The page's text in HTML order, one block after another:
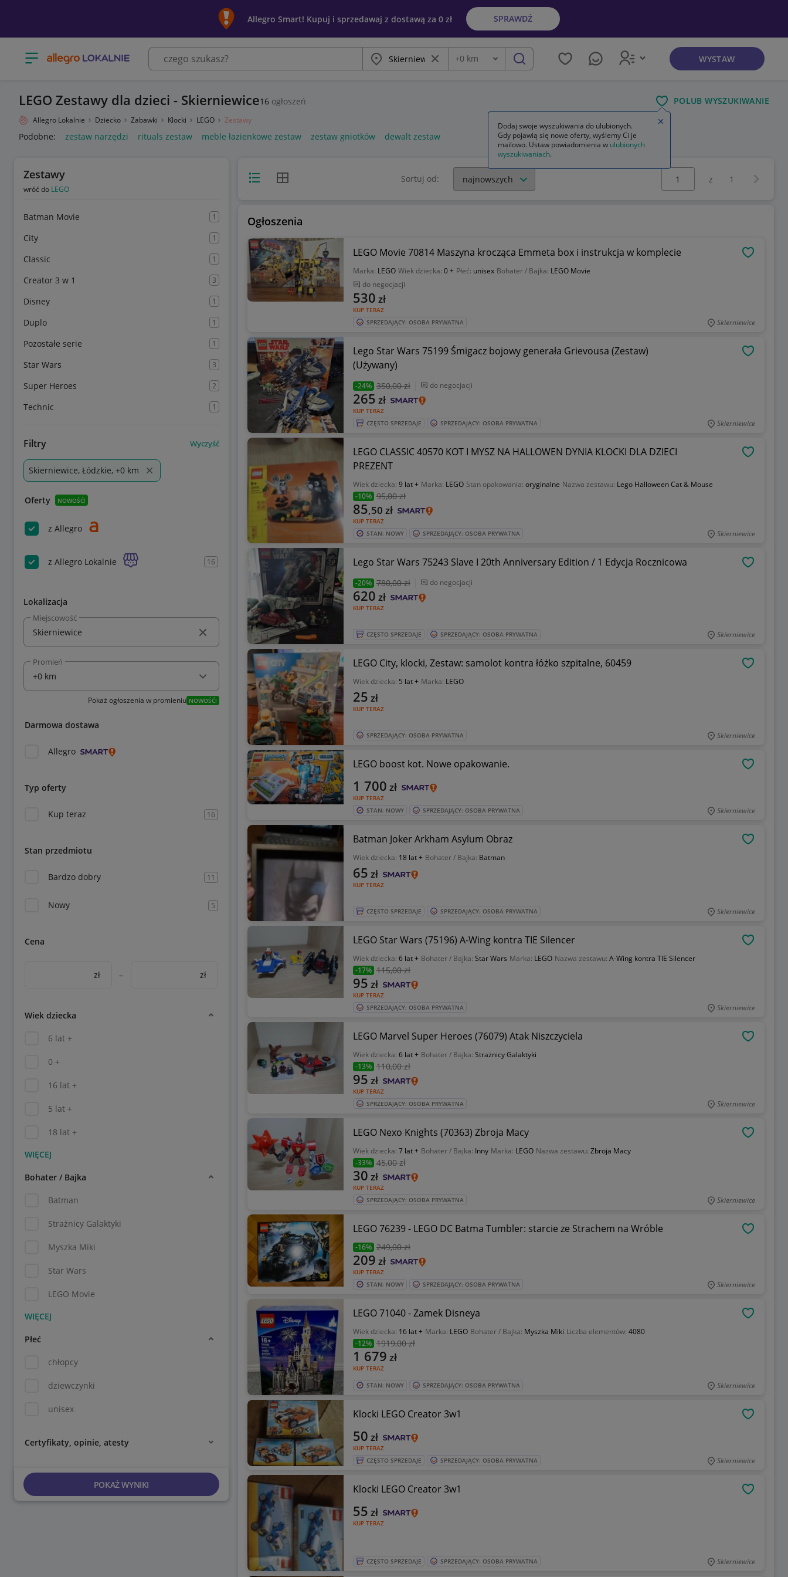
Allegro Smart! Kupuj i sprzedawaj z dostawą za 0 zł SPRAWDŹ
Otwórz menu z kategoriami Miasto Wyczyść frazę
Odległość
+0 km szukaj WYSTAW
LEGO Zestawy dla dzieci - Skierniewice16 ogłoszeń POLUB WYSZUKIWANIE
Allegro Lokalnie Dziecko Zabawki Klocki LEGO Zestawy
Podobne: zestaw narzędzi rituals zestaw meble łazienkowe zestaw zestaw gniotków dewalt zestaw
Zestawy
wróć do LEGO
Batman Movie 1
City 1
Classic 1
Creator 3 w 1 3
Disney 1
Duplo 1
Pozostałe serie 1
Star Wars 3
Super Heroes 2
Technic 1
Filtry Wyczyść
Skierniewice, Łódzkie, +0 km
Oferty NOWOŚĆ!
z Allegro
z Allegro Lokalnie 16
Lokalizacja
Miejscowość
Promień
Pokaż ogłoszenia w promieniu NOWOŚĆ!
Darmowa dostawa
Allegro
Typ oferty
Kup teraz 16
Stan przedmiotu
Bardzo dobry 11
Nowy 5
Cena
zł – zł
Wiek dziecka
6 lat +
0 +
16 lat +
5 lat +
18 lat +
Bohater / Bajka
Batman
Strażnicy Galaktyki
Myszka Miki
Star Wars
LEGO Movie
Płeć
chłopcy
dziewczynki
unisex
Certyfikaty, opinie, atesty
POKAŻ WYNIKI
Widok listyWidok siatki Sortuj od:
Wybierz stronę:
z 1
Ogłoszenia
LEGO Movie 70814 Maszyna krocząca Emmeta box i instrukcja w komplecie
Marka: LEGO Wiek dziecka: 0 + Płeć: unisex Bohater / Bajka: LEGO Movie
do negocjacji
KUP TERAZ
530 zł
SPRZEDAJĄCY: OSOBA PRYWATNA Skierniewice
Lego Star Wars 75199 Śmigacz bojowy generała Grievousa (Zestaw)
(Używany)
-24% 350,00 zł do negocjacji
KUP TERAZ
265 zł
CZĘSTO SPRZEDAJE SPRZEDAJĄCY: OSOBA PRYWATNA Skierniewice
LEGO CLASSIC 40570 KOT I MYSZ NA HALLOWEN DYNIA KLOCKI DLA DZIECI
PREZENT
Wiek dziecka: 9 lat + Marka: LEGO Stan opakowania: oryginalne Nazwa zestawu: Lego Halloween Cat & Mouse
-10% 95,00 zł
KUP TERAZ
85,50 zł
STAN: NOWY SPRZEDAJĄCY: OSOBA PRYWATNA Skierniewice
Lego Star Wars 75243 Slave I 20th Anniversary Edition / 1 Edycja Rocznicowa
-20% 780,00 zł do negocjacji
KUP TERAZ
620 zł
CZĘSTO SPRZEDAJE SPRZEDAJĄCY: OSOBA PRYWATNA Skierniewice
LEGO City, klocki, Zestaw: samolot kontra łóżko szpitalne, 60459
Wiek dziecka: 5 lat + Marka: LEGO
KUP TERAZ
25 zł
SPRZEDAJĄCY: OSOBA PRYWATNA Skierniewice
LEGO boost kot. Nowe opakowanie.
KUP TERAZ
1 700 zł
STAN: NOWY SPRZEDAJĄCY: OSOBA PRYWATNA Skierniewice
Batman Joker Arkham Asylum Obraz
Wiek dziecka: 18 lat + Bohater / Bajka: Batman
KUP TERAZ
65 zł
CZĘSTO SPRZEDAJE SPRZEDAJĄCY: OSOBA PRYWATNA Skierniewice
LEGO Star Wars (75196) A-Wing kontra TIE Silencer
Wiek dziecka: 6 lat + Bohater / Bajka: Star Wars Marka: LEGO Nazwa zestawu: A-Wing kontra TIE Silencer
-17% 115,00 zł
KUP TERAZ
95 zł
SPRZEDAJĄCY: OSOBA PRYWATNA Skierniewice
LEGO Marvel Super Heroes (76079) Atak Niszczyciela
Wiek dziecka: 6 lat + Bohater / Bajka: Strażnicy Galaktyki
-13% 110,00 zł
KUP TERAZ
95 zł
SPRZEDAJĄCY: OSOBA PRYWATNA Skierniewice
LEGO Nexo Knights (70363) Zbroja Macy
Wiek dziecka: 7 lat + Bohater / Bajka: Inny Marka: LEGO Nazwa zestawu: Zbroja Macy
-33% 45,00 zł
KUP TERAZ
30 zł
SPRZEDAJĄCY: OSOBA PRYWATNA Skierniewice
LEGO 76239 - LEGO DC Batma Tumbler: starcie ze Strachem na Wróble
-16% 249,00 zł
KUP TERAZ
209 zł
STAN: NOWY SPRZEDAJĄCY: OSOBA PRYWATNA Skierniewice
LEGO 71040 - Zamek Disneya
Wiek dziecka: 16 lat + Marka: LEGO Bohater / Bajka: Myszka Miki Liczba elementów: 4080
-12% 1919,00 zł
KUP TERAZ
1 679 zł
STAN: NOWY SPRZEDAJĄCY: OSOBA PRYWATNA Skierniewice
Klocki LEGO Creator 3w1
KUP TERAZ
50 zł
CZĘSTO SPRZEDAJE SPRZEDAJĄCY: OSOBA PRYWATNA Skierniewice
Klocki LEGO Creator 3w1
KUP TERAZ
55 zł
CZĘSTO SPRZEDAJE SPRZEDAJĄCY: OSOBA PRYWATNA Skierniewice
Dodaj swoje wyszukiwania do ulubionych.
Gdy pojawią się nowe oferty, wyślemy Ci je
mailowo. Ustaw powiadomienia w ulubionych
wyszukiwaniach.
Zamknij wskazówkę